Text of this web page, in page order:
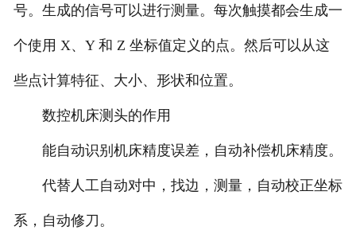
号。生成的信号可以进行测量。每次触摸都会生成一
个使用 X、Y 和 Z 坐标值定义的点。然后可以从这
些点计算特征、大小、形状和位置。
数控机床测头的作用
能自动识别机床精度误差，自动补偿机床精度。
代替人工自动对中，找边，测量，自动校正坐标
系，自动修刀。